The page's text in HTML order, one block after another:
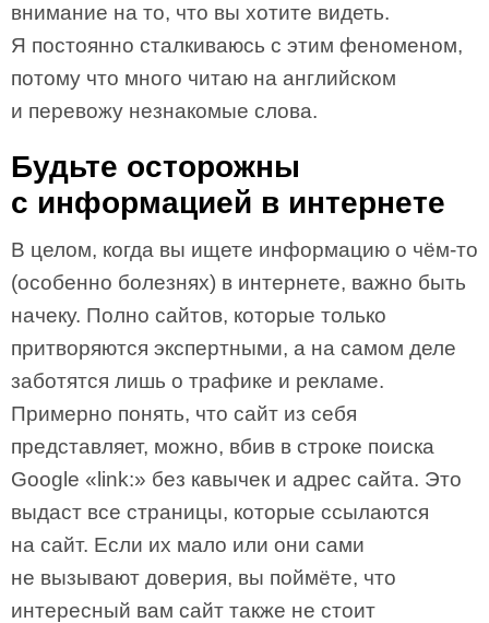
внимание на то, что вы хотите видеть.
Я постоянно сталкиваюсь с этим феноменом,
потому что много читаю на английском
и перевожу незнакомые слова.
Будьте осторожны
с информацией в интернете
В целом, когда вы ищете информацию о чём-то
(особенно болезнях) в интернете, важно быть
начеку. Полно сайтов, которые только
притворяются экспертными, а на самом деле
заботятся лишь о трафике и рекламе.
Примерно понять, что сайт из себя
представляет, можно, вбив в строке поиска
Google «link:» без кавычек и адрес сайта. Это
выдаст все страницы, которые ссылаются
на сайт. Если их мало или они сами
не вызывают доверия, вы поймёте, что
интересный вам сайт также не стоит